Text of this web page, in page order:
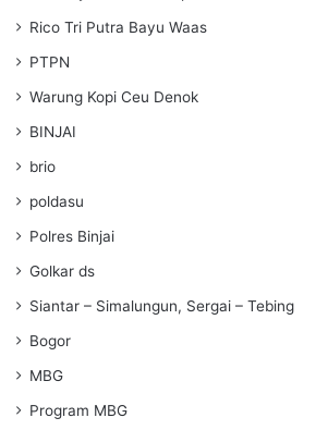
Rico Tri Putra Bayu Waas
PTPN
Warung Kopi Ceu Denok
BINJAI
brio
poldasu
Polres Binjai
Golkar ds
Siantar – Simalungun, Sergai – Tebing
Bogor
MBG
Program MBG